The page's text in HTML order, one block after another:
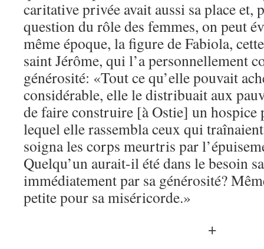
caritative privée avait aussi sa place et,
question du rôle des femmes, on peut
même époque, la figure de Fabiola,
saint Jérôme, qui l’a personnellement
générosité: «Tout ce qu’elle pouvait
considérable, elle le distribuait aux
de faire construire [à Ostie] un hospice
lequel elle rassembla ceux qui
soigna les corps meurtris par
Quelqu’un aurait-il été dans le besoin
immédiatement par sa générosité?
petite pour sa miséricorde.»
+